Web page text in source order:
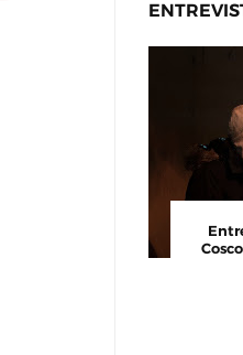
guionista